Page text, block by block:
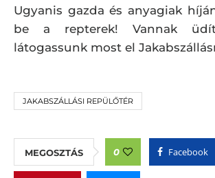
Ugyanis gazda és anyagiak
be a repterek! Vannak
látogassunk most el
JAKABSZÁLLÁSI REPÜLŐTÉR
MEGOSZTÁS 0 Facebook